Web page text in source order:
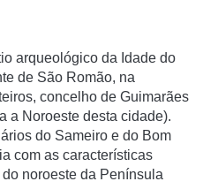
arqueológico da Idade do
de São Romão, na
concelho de Guimarães
a Noroeste desta cidade).
do Sameiro e do Bom
com as caracterí­sticas
noroeste da Pení­nsula